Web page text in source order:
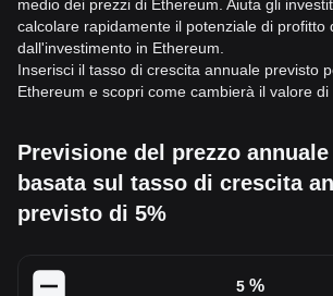
medio dei prezzi di Ethereum. Aiuta gli
calcolare rapidamente il potenziale di profitto
dall'investimento in Ethereum.
Inserisci il tasso di crescita annuale previsto
Ethereum e scopri come cambierà il valore di
Previsione del prezzo
basata sul tasso di crescita
previsto di 5%
%